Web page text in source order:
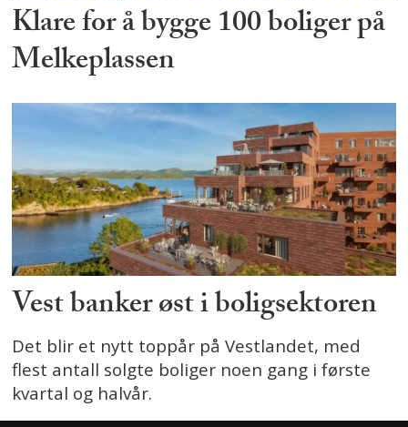
Klare for å bygge 100 boliger på
Melkeplassen
Vest banker øst i boligsektoren
Det blir et nytt toppår på Vestlandet, med
flest antall solgte boliger noen gang i første
kvartal og halvår.